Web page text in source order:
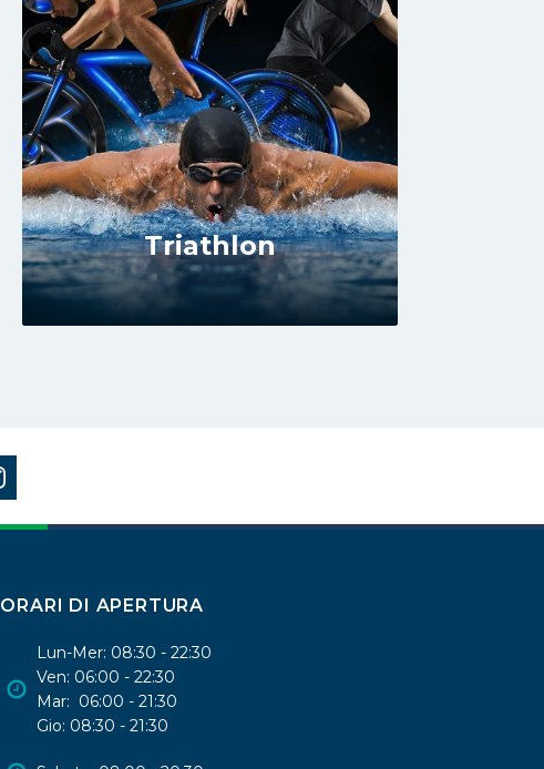
Triathlon
ORARI DI APERTURA
Lun-Mer: 08:30 - 22:30
Ven: 06:00 - 22:30
Mar: 06:00 - 21:30
Gio: 08:30 - 21:30